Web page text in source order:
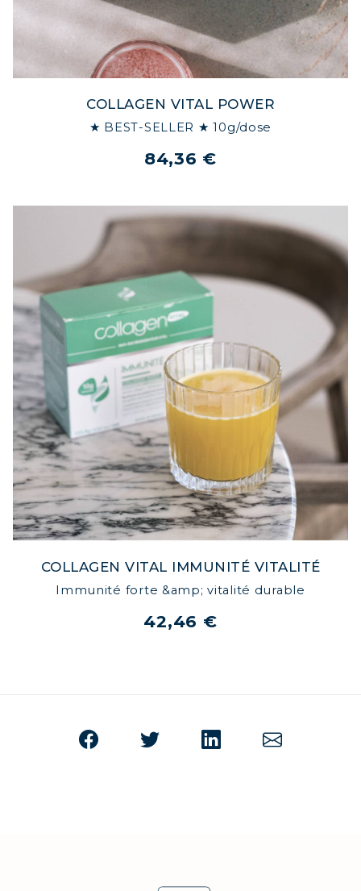
COLLAGEN VITAL POWER
★ BEST-SELLER ★ 10g/dose
84,36 €
COLLAGEN VITAL IMMUNITÉ VITALITÉ
Immunité forte &amp; vitalité durable
42,46 €